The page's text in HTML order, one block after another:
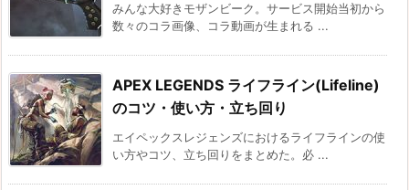
みんな大好きモザンビーク。サービス開始当初から
数々のコラ画像、コラ動画が生まれる ...
APEX LEGENDS ライフライン(Lifeline)
のコツ・使い方・立ち回り
エイペックスレジェンズにおけるライフラインの使
い方やコツ、立ち回りをまとめた。必 ...